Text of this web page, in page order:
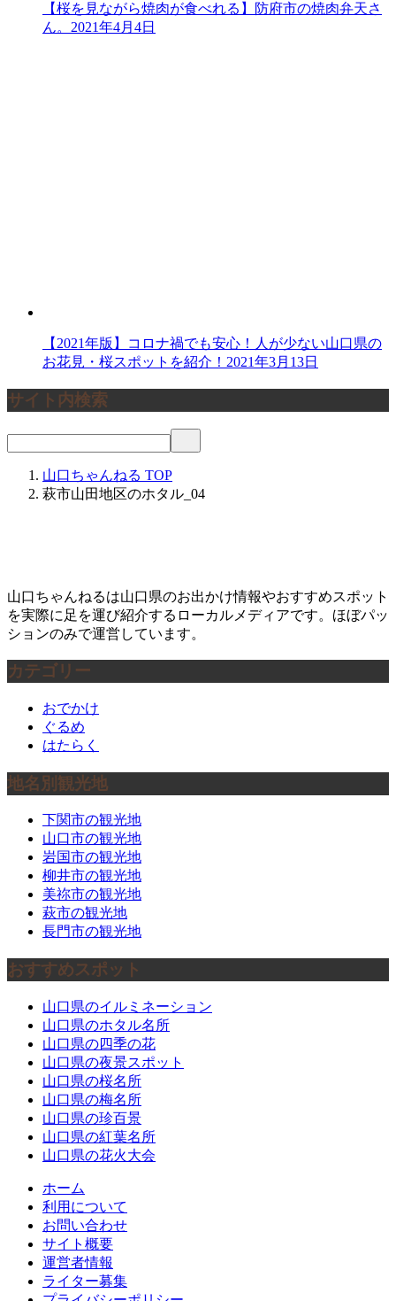
【桜を見ながら焼肉が食べれる】防府市の焼肉弁天さ
ん。 2021年4月4日
【2021年版】コロナ禍でも安心！人が少ない山口県の
お花見・桜スポットを紹介！ 2021年3月13日
サイト内検索
山口ちゃんねる TOP
萩市山田地区のホタル_04
山口ちゃんねるは山口県のお出かけ情報やおすすめスポット
を実際に足を運び紹介するローカルメディアです。ほぼパッ
ションのみで運営しています。
カテゴリー
おでかけ
ぐるめ
はたらく
地名別観光地
下関市の観光地
山口市の観光地
岩国市の観光地
柳井市の観光地
美祢市の観光地
萩市の観光地
長門市の観光地
おすすめスポット
山口県のイルミネーション
山口県のホタル名所
山口県の四季の花
山口県の夜景スポット
山口県の桜名所
山口県の梅名所
山口県の珍百景
山口県の紅葉名所
山口県の花火大会
ホーム
利用について
お問い合わせ
サイト概要
運営者情報
ライター募集